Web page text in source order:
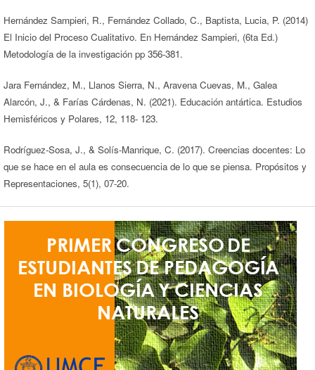
Hernández Sampieri, R., Fernández Collado, C., Baptista, Lucia, P. (2014)
El Inicio del Proceso Cualitativo. En Hernández Sampieri, (6ta Ed.)
Metodología de la investigación pp 356-381.
Jara Fernández, M., Llanos Sierra, N., Aravena Cuevas, M., Galea
Alarcón, J., & Farías Cárdenas, N. (2021). Educación antártica. Estudios
Hemisféricos y Polares, 12, 118- 123.
Rodríguez-Sosa, J., & Solís-Manrique, C. (2017). Creencias docentes: Lo
que se hace en el aula es consecuencia de lo que se piensa. Propósitos y
Representaciones, 5(1), 07-20.